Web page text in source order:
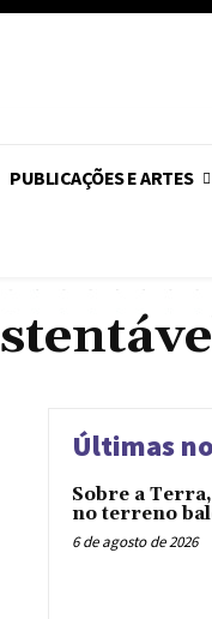
PUBLICAÇÕES E ARTES
Últimas
Sobre a
no terreno
6 de agosto de 2026